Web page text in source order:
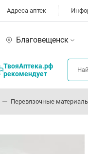
Адреса аптек
Благовещенск
ТвояАптека.рф
рекомендует
Перевязочные